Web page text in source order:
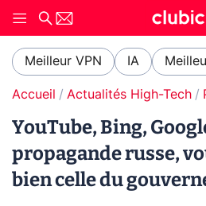
Meilleur VPN IA
Accueil Actualités High-Tech
YouTube, Bing,
propagande russe,
bien celle du